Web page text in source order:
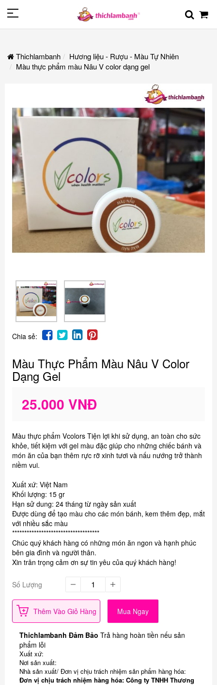
Thichlambanh
Hương liệu - Rượu - Màu Tự Nhiên
Màu thực phẩm màu Nâu V color dạng gel
Chia sẻ:
Màu Thực Phẩm Màu Nâu V Color
Dạng Gel
25.000 VNĐ
Màu thực phẩm Vcolors Tiện lợi khi sử dụng, an toàn cho sức
khỏe, tiết kiệm với gel màu đặc giúp cho những chiếc bánh và
món ăn của bạn thêm rực rỡ xinh tươi và nấu nướng trở thành
niềm vui.
Xuất xứ: Việt Nam
Khối lượng: 15 gr
Hạn sử dung: 24 tháng từ ngày sản xuất
Được dùng để tạo màu cho các món bánh, kem thêm đẹp, mắt
với nhiều sắc màu
************************************
Chúc quý khách hàng có những món ăn ngon và hạnh phúc
bên gia đình và người thân.
Xin trân trọng cảm ơn sự tin yêu của quý khách hàng!
Số Lượng
Thêm Vào Giỏ Hàng Mua Ngay
Thichlambanh Đảm Bảo Trả hàng hoàn tiền nếu sản
phẩm lỗi
Xuất xứ:
Nơi sản xuất:
Nhà sản xuất/ Đơn vị chịu trách nhiệm sản phẩm hàng hóa:
Đơn vị chịu trách nhiệm hàng hóa: Công ty TNHH Thương